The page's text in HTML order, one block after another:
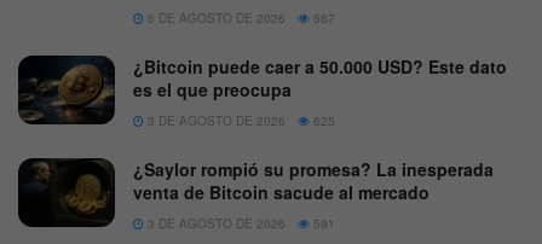
6 DE AGOSTO DE 2026 567
¿Bitcoin puede caer a 50.000 USD? Este dato
es el que preocupa
3 DE AGOSTO DE 2026 625
¿Saylor rompió su promesa? La inesperada
venta de Bitcoin sacude al mercado
3 DE AGOSTO DE 2026 591